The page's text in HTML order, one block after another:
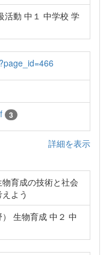
活動 中１ 中学校 学
3
詳細を表示
育成の技術と社会
よう
生物育成 中２ 中